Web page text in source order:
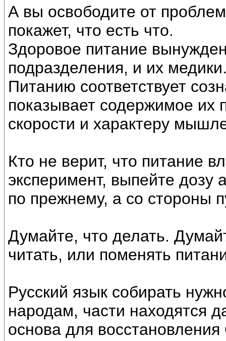
А вы освободите от
покажет, что есть что.
Здоровое питание
подразделения, и их
Питанию соответствует
показывает содержимое их
скорости и характеру
Кто не верит, что питание
эксперимент, выпейте дозу
по прежнему, а со стороны
Думайте, что делать.
читать, или поменять
Русский язык собирать
народам, части находятся
основа для